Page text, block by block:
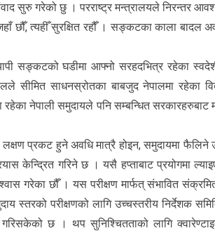
सुरु गरेको छु । परराष्ट्र मन्त्रालयले निरन्तर
छौँ, त्यहीँ सुरक्षित रहौँ । सङ्कटका काला बादल
सङ्कटको घडीमा आफ्नो सरहदभित्र रहेका
सीमित साधनस्रोतका बाबजुद नेपालमा रहेका
नेपाली समुदायले पनि सम्बन्धित सरकारहरुबाट
प्रकट हुने अवधि मात्रै होइन, समुदायमा फैलिने
केन्द्रित गरिने छ । यसै हप्ताबाट प्रयोगमा
गरेका छौँ । यस परीक्षण मार्फत् संभावित
स्तरको परीक्षणको लागि उच्चस्तरीय निर्देशक
छ । थप सुनिश्चितताको लागि